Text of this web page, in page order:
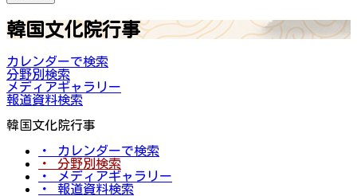
韓国文化院行事
カレンダーで検索
分野別検索
メディアギャラリー
報道資料検索
韓国文化院行事
・ カレンダーで検索
・ 分野別検索
・ メディアギャラリー
・ 報道資料検索